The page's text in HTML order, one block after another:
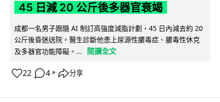
45 日減 20 公斤後多器官衰竭
成都一名男子跟隨 AI 制訂高強度減脂計劃，45 日內減去約 20
公斤後昏迷送院。醫生診斷他患上尿源性膿毒症、膿毒性休克
及多器官功能障礙。...
閱讀全文
22 4 ↗ 分享